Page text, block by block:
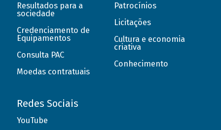
Resultados para a
sociedade
Credenciamento de
Equipamentos
Consulta PAC
Moedas contratuais
Patrocínios
Licitações
Cultura e economia
criativa
Conhecimento
Redes Sociais
YouTube